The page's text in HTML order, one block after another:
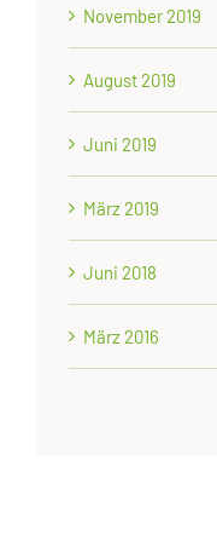
November 2019
August 2019
Juni 2019
März 2019
Juni 2018
März 2016